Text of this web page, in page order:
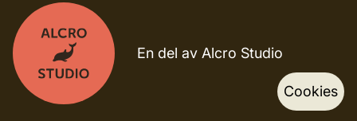
En del av Alcro Studio
Cookies